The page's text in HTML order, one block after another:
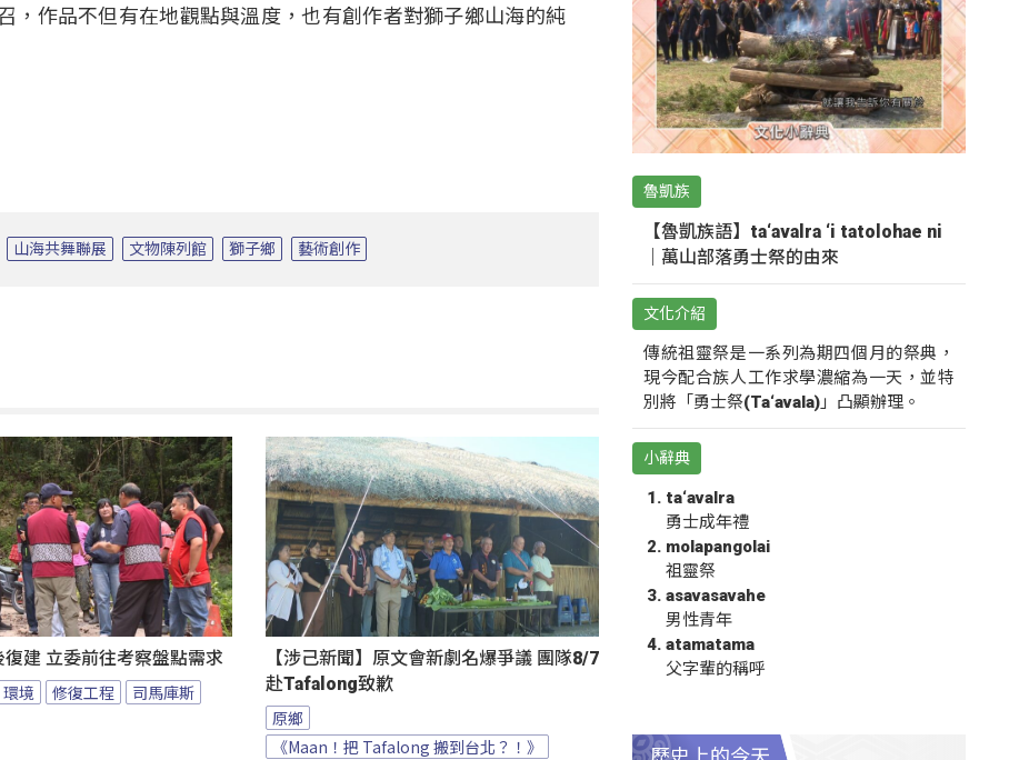
，作品不但有在地觀點與溫度，也有創作者對獅子鄉山海的純
山海共舞聯展 文物陳列館 獅子鄉 藝術創作
復建 立委前往考察盤點需求
環境 修復工程
司馬庫斯
【涉己新聞】原文會新劇名爆爭議 團隊8/7
赴Tafalong致歉
原鄉
《Maan！把 Tafalong 搬到台北？！》
魯凱族
【魯凱族語】ta‘avalra ‘i tatolohae ni
｜萬山部落勇士祭的由來
文化介紹
傳統祖靈祭是一系列為期四個月的祭典，
現今配合族人工作求學濃縮為一天，並特
別將「勇士祭(Ta‘avala)」凸顯辦理。
小辭典
ta‘avalra
勇士成年禮
molapangolai
祖靈祭
asavasavahe
男性青年
atamatama
父字輩的稱呼